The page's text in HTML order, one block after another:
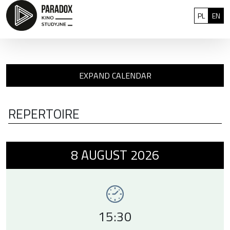
Skip to content
PL Polski
EN
: 0
EXPAND CALENDAR
REPERTOIRE
Event number 1: Góra mocy , 8 august
8AUGUST 2026
Event time,
15:30